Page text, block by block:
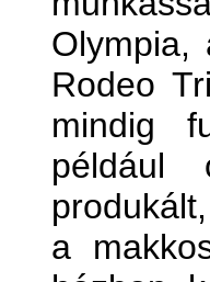
Olympia,
Rodeo
mindig
például
a